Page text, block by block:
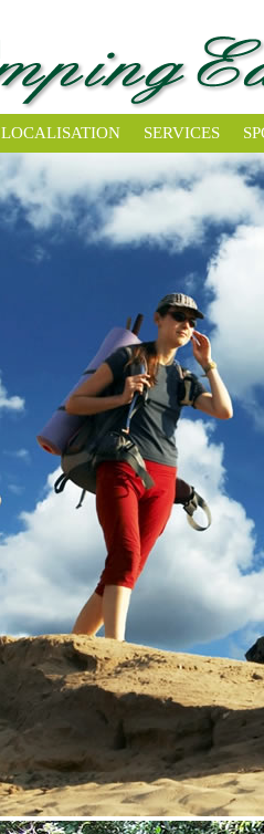
LOCALISATION SERVICES